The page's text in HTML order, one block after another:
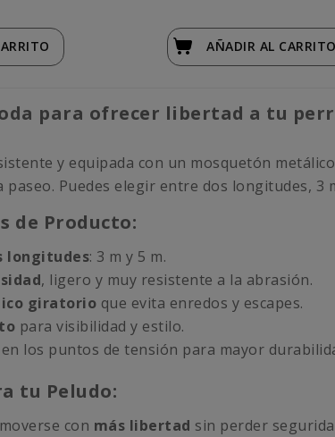
AÑADIR AL CARRITO
para ofrecer libertad a tu
y equipada con un mosquetón
paseo. Puedes elegir entre dos longitudes,
de Producto:
longitudes: 3 m y 5 m.
, ligero y muy resistente a la abrasión.
giratorio que evita enredos y escapes.
para visibilidad y estilo.
en los puntos de tensión para mayor
tu Peludo:
con más libertad sin perder